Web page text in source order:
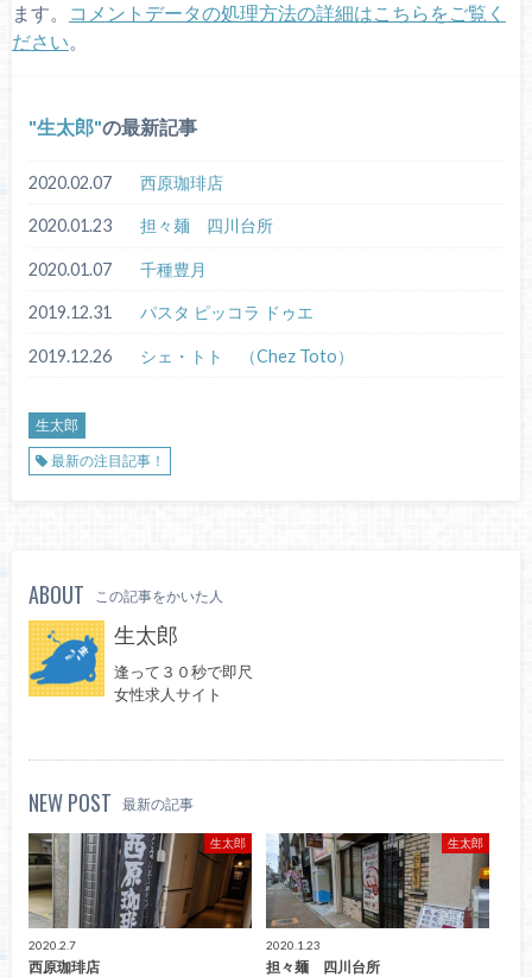
ます。
コメントデータの処理方法の詳細はこちらをご覧く
ださい。
生太郎 の最新記事
2020.02.07 西原珈琲店
2020.01.23 担々麺 四川台所
2020.01.07 千種豊月
2019.12.31 パスタ ピッコラ ドゥエ
2019.12.26 シェ・トト （Chez Toto）
生太郎
最新の注目記事！
ABOUT この記事をかいた人
生太郎
逢って３０秒で即尺
女性求人サイト
NEW POST 最新の記事
生太郎
2020.2.7
西原珈琲店
生太郎
2020.1.23
担々麺 四川台所